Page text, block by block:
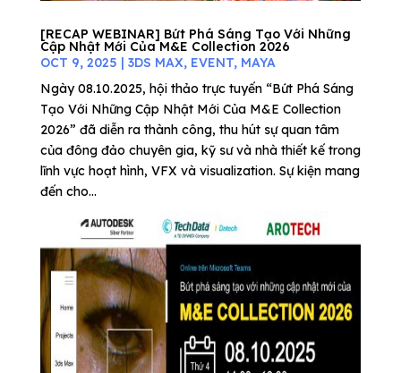
[RECAP WEBINAR] Bứt Phá Sáng Tạo Với Những
Cập Nhật Mới Của M&E Collection 2026
OCT 9, 2025 | 3DS MAX, EVENT, MAYA
Ngày 08.10.2025, hội thảo trực tuyến “Bứt Phá Sáng
Tạo Với Những Cập Nhật Mới Của M&E Collection
2026” đã diễn ra thành công, thu hút sự quan tâm
của đông đảo chuyên gia, kỹ sư và nhà thiết kế trong
lĩnh vực hoạt hình, VFX và visualization. Sự kiện mang
đến cho...